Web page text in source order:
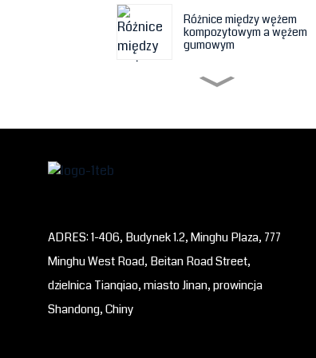
Różnice między wężem
kompozytowym a wężem
gumowym
Cechy i zastosowanie
odpornego na zużycie
Złącza kompensacyjne z
ADRES: 1-406, Budynek 1.2, Minghu Plaza, 777
Minghu West Road, Beitan Road Street,
dzielnica Tianqiao, miasto Jinan, prowincja
Shandong, Chiny